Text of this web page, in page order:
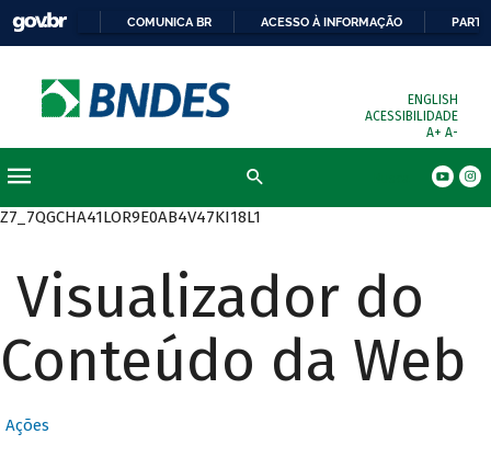
COMUNICA BR ACESSO À INFORMAÇÃO
ENGLISH
ACESSIBILIDADE
A+ A-
Z7_7QGCHA41LOR9E0AB4V47KI18L1
Visualizador do
Conteúdo da Web
Ações